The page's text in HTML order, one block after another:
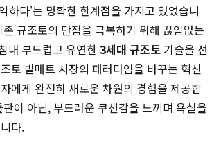
하다'는 명확한 한계점을 가지고 있었습니
규조토의 단점을 극복하기 위해 끊임없는
내 부드럽고 유연한3세대 규조토 기술을 선
토 발매트 시장의 패러다임을 바꾸는 혁신
에게 완전히 새로운 차원의 경험을 제공합
이 아닌, 부드러운 쿠션감을 느끼며 욕실을
다.